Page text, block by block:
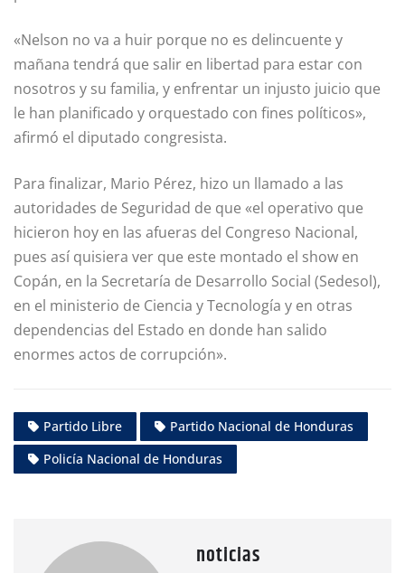
«Nelson no va a huir porque no es delincuente y
mañana tendrá que salir en libertad para estar con
nosotros y su familia, y enfrentar un injusto juicio que
le han planificado y orquestado con fines políticos»,
afirmó el diputado congresista.
Para finalizar, Mario Pérez, hizo un llamado a las
autoridades de Seguridad de que «el operativo que
hicieron hoy en las afueras del Congreso Nacional,
pues así quisiera ver que este montado el show en
Copán, en la Secretaría de Desarrollo Social (Sedesol),
en el ministerio de Ciencia y Tecnología y en otras
dependencias del Estado en donde han salido
enormes actos de corrupción».
Partido Libre
Partido Nacional de Honduras
Policía Nacional de Honduras
noticias